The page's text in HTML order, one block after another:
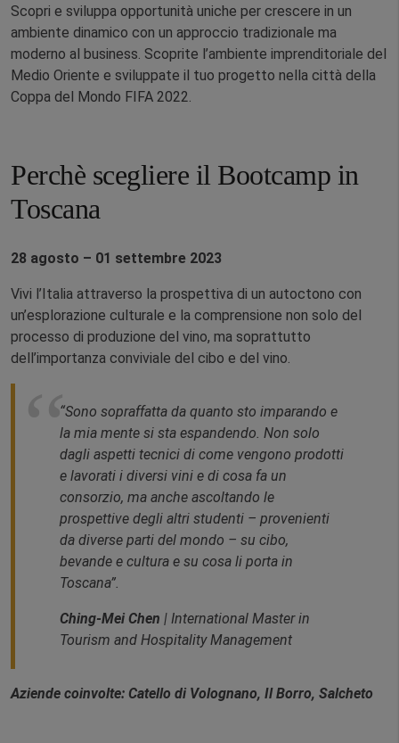
Scopri e sviluppa opportunità uniche per crescere in un
ambiente dinamico con un approccio tradizionale ma
moderno al business. Scoprite l’ambiente imprenditoriale del
Medio Oriente e sviluppate il tuo progetto nella città della
Coppa del Mondo FIFA 2022.
Perchè scegliere il Bootcamp in
Toscana
28 agosto – 01 settembre 2023
Vivi l’Italia attraverso la prospettiva di un autoctono con
un’esplorazione culturale e la comprensione non solo del
processo di produzione del vino, ma soprattutto
dell’importanza conviviale del cibo e del vino.
“Sono sopraffatta da quanto sto imparando e
la mia mente si sta espandendo. Non solo
dagli aspetti tecnici di come vengono prodotti
e lavorati i diversi vini e di cosa fa un
consorzio, ma anche ascoltando le
prospettive degli altri studenti – provenienti
da diverse parti del mondo – su cibo,
bevande e cultura e su cosa li porta in
Toscana”.
Ching-Mei Chen | International Master in
Tourism and Hospitality Management
Aziende coinvolte: Catello di Volognano, Il Borro, Salcheto